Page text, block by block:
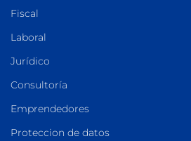
Fiscal
Laboral
Jurídico
Consultoría
Emprendedores
Proteccion de datos